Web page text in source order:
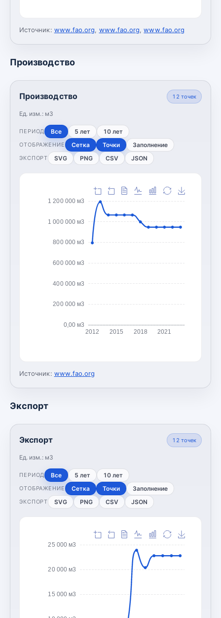
Источник: www.fao.org, www.fao.org,www.fao.org
Производство
Производство
Ед. изм.: м3
12 точек
ПЕРИОД Все 5 лет 10 лет
ОТОБРАЖЕНИЕ Сетка Точки Заполнение
ЭКСПОРТ SVG PNG CSV JSON
0,00 м3
200 000 м3
400 000 м3
600 000 м3
800 000 м3
1 000 000 м3
1 200 000 м3
2012 2015 2018 2021
Источник: www.fao.org
Экспорт
Экспорт
Ед. изм.: м3
12 точек
ПЕРИОД Все 5 лет 10 лет
ОТОБРАЖЕНИЕ Сетка Точки Заполнение
ЭКСПОРТ SVG PNG CSV JSON
15 000 м3
20 000 м3
25 000 м3